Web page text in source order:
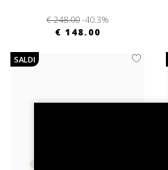
€ 248.00-40.3%
€ 148.00
SALDI